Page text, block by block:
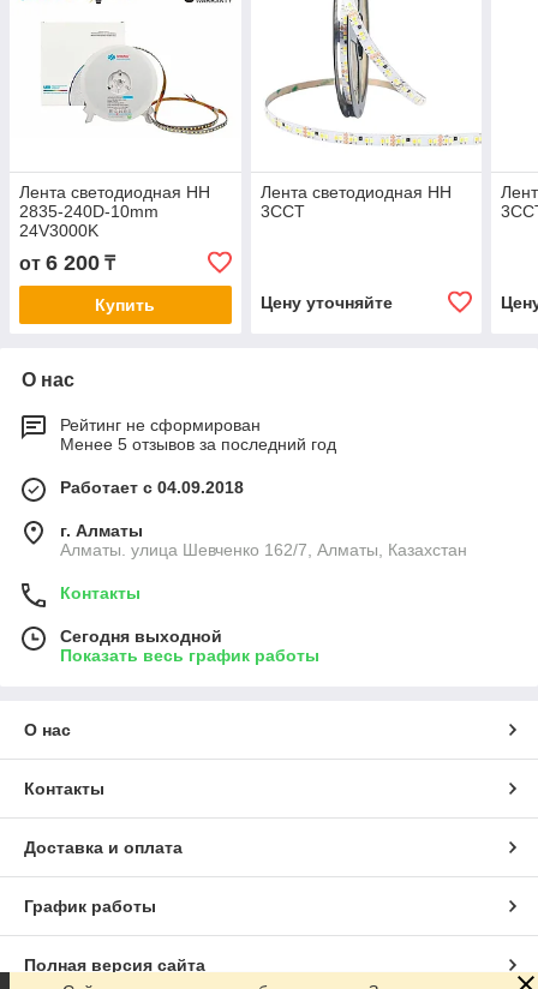
Лента светодиодная HH
2835-240D-10mm
24V3000K
от 6 200 ₸
Купить
Лента светодиодная HH
3CCT
Цену уточняйте
О нас
Рейтинг не сформирован
Менее 5 отзывов за последний год
Работает с 04.09.2018
г. Алматы
Алматы. улица Шевченко 162/7, Алматы, Казахстан
Контакты
Сегодня выходной
Показать весь график работы
О нас
Контакты
Доставка и оплата
График работы
Полная версия сайта